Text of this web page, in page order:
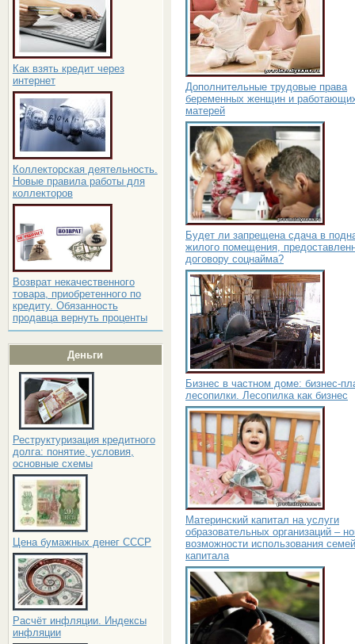
Как взять кредит через
интернет
Коллекторская деятельность.
Новые правила работы для
коллекторов
Возврат некачественного
товара, приобретенного по
кредиту. Обязанность
продавца вернуть проценты
Деньги
Реструктуризация кредитного
долга: понятие, условия,
основные схемы
Цена бумажных денег СССР
Расчёт инфляции. Индексы
инфляции
Дополнительные трудовые права
беременных женщин и
матерей
Будет ли запрещена сдача в
жилого помещения,
договору соцнайма?
Бизнес в частном доме: бизнес-
лесопилки. Лесопилка как бизнес
Материнский капитал на услуги
образовательных организаций –
возможности использования
капитала